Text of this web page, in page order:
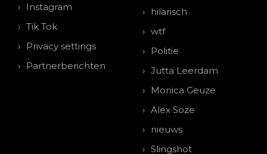
Instagram
Tik Tok
Privacy settings
Partnerberichten
hilarisch
wtf
Politie
Jutta Leerdam
Monica Geuze
Alex Soze
nieuws
Slingshot